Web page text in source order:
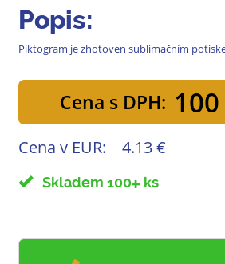
Popis:
Piktogram je zhotoven sublimačním
Cena s DPH:
Cena v EUR: 4.13 €
Skladem 100 ks